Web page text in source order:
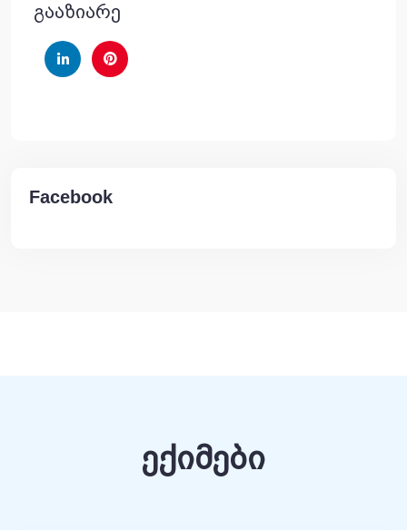
გააზიარე
Facebook
ექიმები